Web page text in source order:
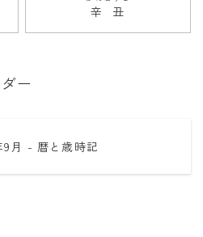
辛丑
ー
9月 - 暦と歳時記